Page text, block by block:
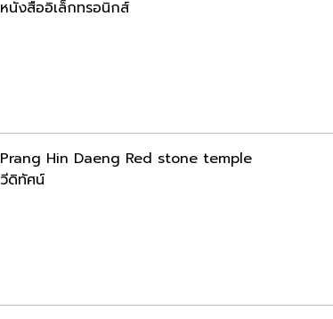
หนังสืออิเล็กทรอนิกส์
Prang Hin Daeng Red stone temple
วีดิทัศน์